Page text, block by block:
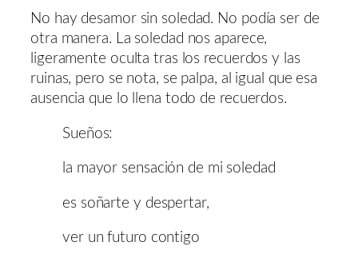
No hay desamor sin soledad. No podía ser de
otra manera. La soledad nos aparece,
ligeramente oculta tras los recuerdos y las
ruinas, pero se nota, se palpa, al igual que esa
ausencia que lo llena todo de recuerdos.
Sueños:
la mayor sensación de mi soledad
es soñarte y despertar,
ver un futuro contigo